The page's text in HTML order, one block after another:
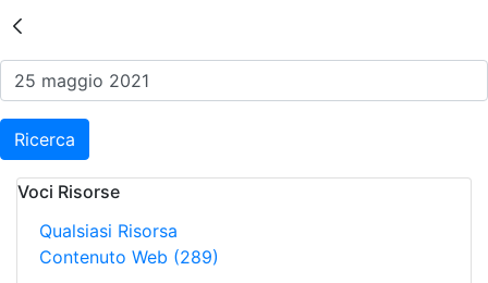
Risultati della Ricerca -
Ricerca
Voci Risorse
Qualsiasi Risorsa
Contenuto Web (289)